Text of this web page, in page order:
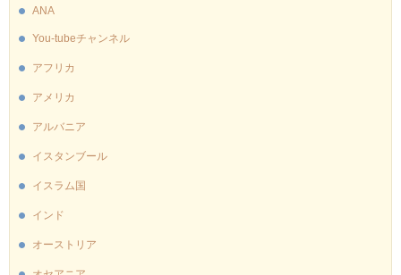
ANA
You-tubeチャンネル
アフリカ
アメリカ
アルバニア
イスタンブール
イスラム国
インド
オーストリア